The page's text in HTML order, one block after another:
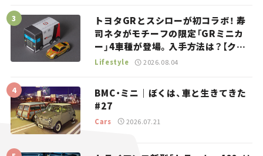
トヨタGRとスシローが初コラボ！ 寿
司ネタがモチーフの限定「GRミニカ
ー」4車種が登場。入手方法は？【クル
マとホビー】
Lifestyle 2026.08.04
BMC・ミニ｜ぼくは、車と生きてきた
#27
Cars 2026.07.21